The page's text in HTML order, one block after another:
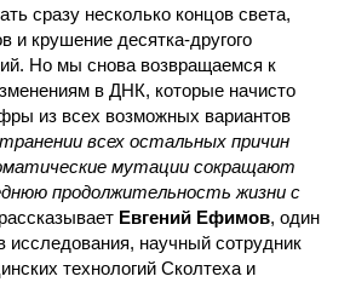
сразу несколько концов света,
и крушение десятка-другого
Но мы снова возвращаемся к
в ДНК, которые начисто
из всех возможных вариантов
всех остальных причин
мутации сокращают
продолжительность жизни с
Евгений Ефимов, один
исследования, научный сотрудник
технологий Сколтеха и